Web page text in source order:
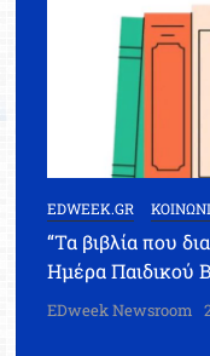
EDWEEK.GR
“Τα βιβλία που
Ημέρα Παιδικού
EDweek Newsroom